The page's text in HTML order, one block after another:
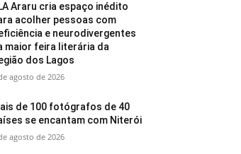
Araru cria espaço inédito
acolher pessoas com
e neurodivergentes
maior feira literária da
dos Lagos
agosto de 2026
de 100 fotógrafos de 40
se encantam com Niterói
agosto de 2026